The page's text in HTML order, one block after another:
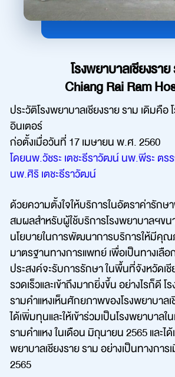
โรงพยาบาลเชียงราย
Chiang Rai Ram
ประวัติโรงพยาบาลเชียงราย ราม เดิมคือ
อินเตอร์
ก่อตั้งเมื่อวันที่ 17 เมษายน พ.ศ. 2560
โดยนพ.วัชระ เตชะธีราวัฒน์ นพ.พีระ ต
นพ.ศิริ เตชะธีราวัฒน์
ด้วยความตั้งใจให้บริการในอัตราค่ารักษ
สมผลสำหรับผู้ใช้บริการโรงพยาบาลฯขน
นโยบายในการพัฒนาการบริการให้มีคุณ
มาตรฐานทางการแพทย์ เพื่อเป็นทางเลือ
ประสงค์จะรับการรักษา ในพื้นที่จังหวัดเชี
รวดเร็วและเข้าถึงมากยิ่งขึ้น อย่างไรก็ดี โ
รามคำแหงเห็นศักยภาพของโรงพยาบาลเ
ได้เพิ่มทุนและให้เข้าร่วมเป็นโรงพยาบาลใ
รามคำแหง ในเดือน มิถุนายน 2565 และได้
พยาบาลเชียงราย ราม อย่างเป็นทางการ
2565